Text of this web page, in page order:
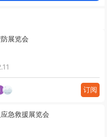
展览会
订阅
急救援展览会